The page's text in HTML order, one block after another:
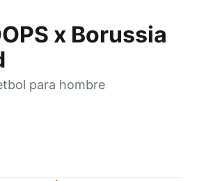
x Borussia
para hombre